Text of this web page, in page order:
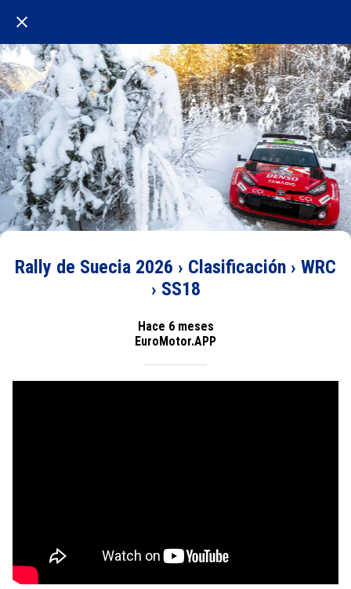
Rally de Suecia 2026 › Clasificación › WRC
› SS18
Hace 6 meses
EuroMotor.APP